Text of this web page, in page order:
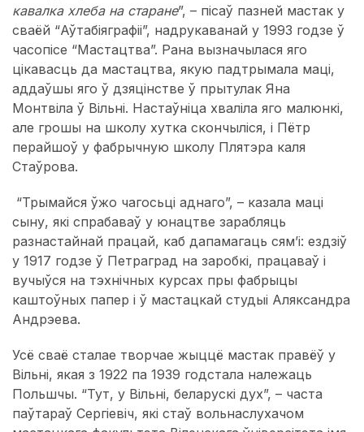
кавалка хлеба на старане”, – пісаў пазней мастак у
сваёй “Аўтабіяграфіі”, надрукаванай у 1993 годзе ў
часопісе “Мастацтва”. Рана вызначылася яго
цікавасць да мастацтва, якую падтрымала маці,
аддаўшы яго ў дзяцінстве ў прытулак Яна
Монтвіла ў Вільні. Настаўніца хваліла яго малюнкі,
але грошы на школу хутка скончыліся, і Пётр
перайшоў у фабрычную школу Плятэра каля
Стаўрова.
“Трымайся ўжо чагосьці аднаго”, – казала маці
сыну, які спрабаваў у юнацтве зарабляць
разнастайнай працай, каб дапамагаць сям’і: ездзіў
у 1917 годзе ў Петраград на заробкі, працаваў і
вучыўся на тэхнічных курсах пры фабрыцы
каштоўных папер і ў мастацкай студыі Аляксандра
Андрэева.
Усё сваё сталае творчае жыццё мастак правёў у
Вільні, якая з 1922 па 1939 годстала належаць
Польшчы. “Тут, у Вільні, беларускі дух”, – часта
паўтараў Сергіевіч, які стаў вольнаслухачом